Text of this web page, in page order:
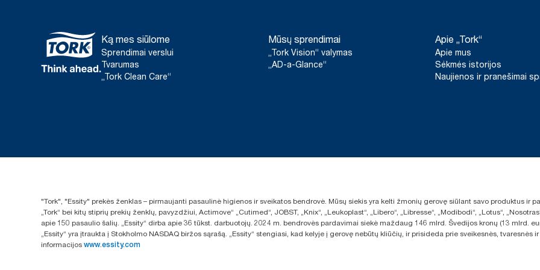
duomenys yra sistemos vidurkis, jie nėra skirti naudoti teikiant
konkrečius gaminius ir suvartojimą.
Ką mes siūlome
Sprendimai verslui
Tvarumas
„Tork Clean Care“
Mūsų sprendimai
„Tork Vision“ valymas
„AD-a-Glance“
Apie „Tork“
Apie mus
Sėkmės istorijos
Naujienos ir pranešimai
"Tork", "Essity" prekės ženklas – pirmaujanti pasaulinė higienos ir sveikatos bendrovė. Mūsų siekis yra kelti žmonių gerovę siūlant savo produktus ir
„Tork“ bei kitų stiprių prekių ženklų, pavyzdžiui, Actimove“ „Cutimed“, JOBST, „Knix“, „Leukoplast“, „Libero“, „Libresse“, „Modibodi“, „Lotus“,
apie 150 pasaulio šalių. „Essity“ dirba apie 36 tūkst. darbuotojų. 2024 m. bendrovės pardavimai siekė maždaug 146 mlrd. Švedijos kronų (13 mlrd.
„Essity“ yra įtraukta į Stokholmo NASDAQ biržos sąrašą. „Essity“ stengiasi, kad kelyje į gerovę nebūtų kliūčių, ir prisideda prie sveikesnės,
informacijos www.essity.com